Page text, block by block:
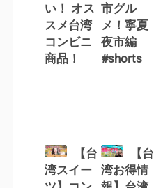
い！ オス
スメ台湾
コンビニ
商品！
市グル
メ！寧夏
夜市編
#shorts
【台
湾スイー
【台
湾お得情